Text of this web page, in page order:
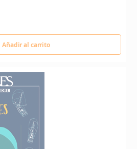
Añadir al carrito